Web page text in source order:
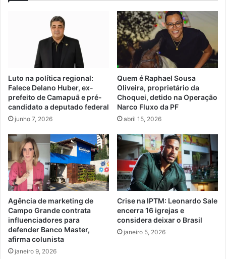
Luto na política regional:
Falece Delano Huber, ex-
prefeito de Camapuã e pré-
candidato a deputado federal
junho 7, 2026
Quem é Raphael Sousa
Oliveira, proprietário da
Choquei, detido na Operação
Narco Fluxo da PF
abril 15, 2026
Agência de marketing de
Campo Grande contrata
influenciadores para
defender Banco Master,
afirma colunista
janeiro 9, 2026
Crise na IPTM: Leonardo Sale
encerra 16 igrejas e
considera deixar o Brasil
janeiro 5, 2026